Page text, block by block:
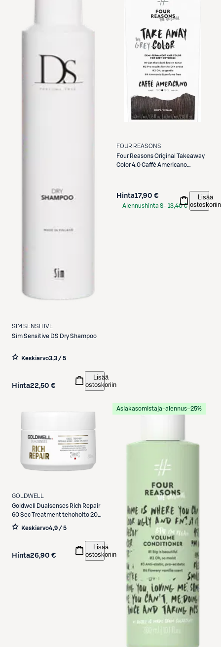
SIM SENSITIVE
Sim Sensitive DS Dry Shampoo
Keskiarvo3,3 / 5
Hinta22,50 €
Lisää
ostoskoriin
FOUR REASONS
Four ReasonsOriginal Takeaway
Color 4.0 Caffè Americano
Hinta17,90 €
Alennushinta S-13,40 €
Lisää
ostoskoriin
GOLDWELL
Goldwell
Dualsenses Rich Repair
60 Sec Treatment tehohoito 200
ml
Keskiarvo4,9 / 5
Hinta26,90 €
Lisää
ostoskoriin
Asiakasomistaja-alennus−25%